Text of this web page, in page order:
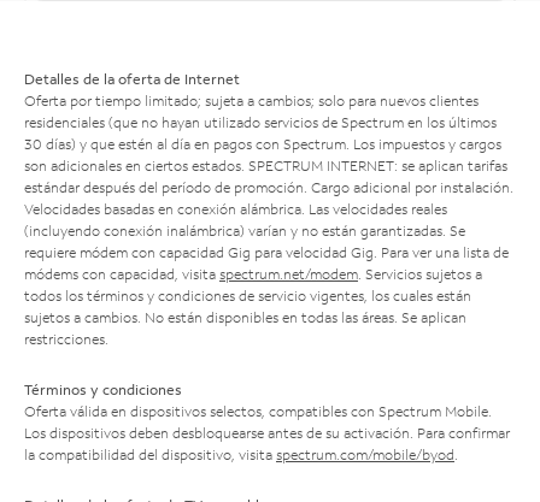
Detalles de la oferta de Internet
Oferta por tiempo limitado; sujeta a cambios; solo para nuevos clientes
residenciales (que no hayan utilizado servicios de Spectrum en los últimos
30 días) y que estén al día en pagos con Spectrum. Los impuestos y cargos
son adicionales en ciertos estados. SPECTRUM INTERNET: se aplican tarifas
estándar después del período de promoción. Cargo adicional por instalación.
Velocidades basadas en conexión alámbrica. Las velocidades reales
(incluyendo conexión inalámbrica) varían y no están garantizadas. Se
requiere módem con capacidad Gig para velocidad Gig. Para ver una lista de
módems con capacidad, visita spectrum.net/modem . Servicios sujetos a
todos los términos y condiciones de servicio vigentes, los cuales están
sujetos a cambios. No están disponibles en todas las áreas. Se aplican
restricciones.
Términos y condiciones
Oferta válida en dispositivos selectos, compatibles con Spectrum Mobile.
Los dispositivos deben desbloquearse antes de su activación. Para confirmar
la compatibilidad del dispositivo, visita spectrum.com/mobile/byod